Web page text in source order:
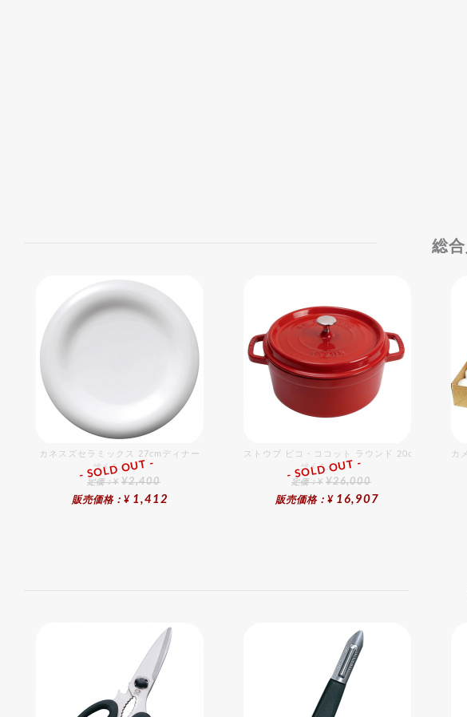
総
カネスズセラミックス 27cmディナー
総合ﾗﾝｷﾝｸﾞ
定価：¥ ¥2,400
販売価格：¥ 1,412
- SOLD OUT -
ストウブ ピコ・ココット ラウンド 20cm チェリー
総合ﾗﾝｷﾝｸﾞ
定価：¥ ¥26,000
販売価格：¥ 16,907
- SOLD OUT -
カ